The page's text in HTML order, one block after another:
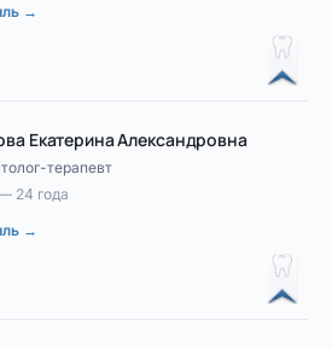
→
Екатерина Александровна
терапевт
24 года
→